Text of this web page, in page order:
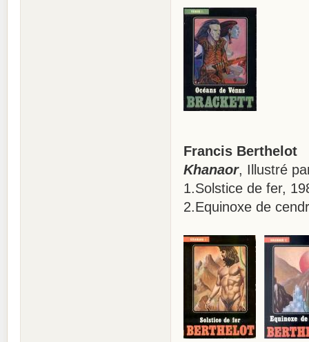
Francis Berthelot
Khanaor, Illustré
1.Solstice de fer,
2.Equinoxe de